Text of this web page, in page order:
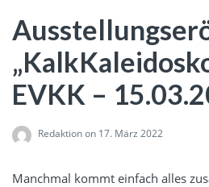
EVKK –
Redaktionon 17. März 2022
Manchmal kommt einfach alles